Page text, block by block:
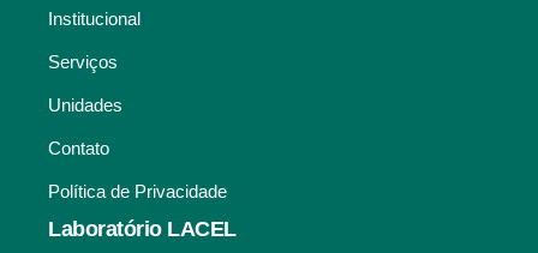
Institucional
Serviços
Unidades
Contato
Política de Privacidade
Laboratório LACEL